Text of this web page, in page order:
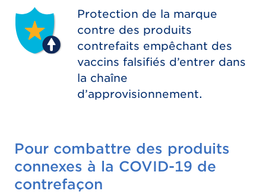
Protection de la marque
contre des produits
contrefaits empêchant des
vaccins falsifiés d’entrer dans
la chaîne
d’approvisionnement.
Pour combattre des produits
connexes à la COVID-19 de
contrefaçon